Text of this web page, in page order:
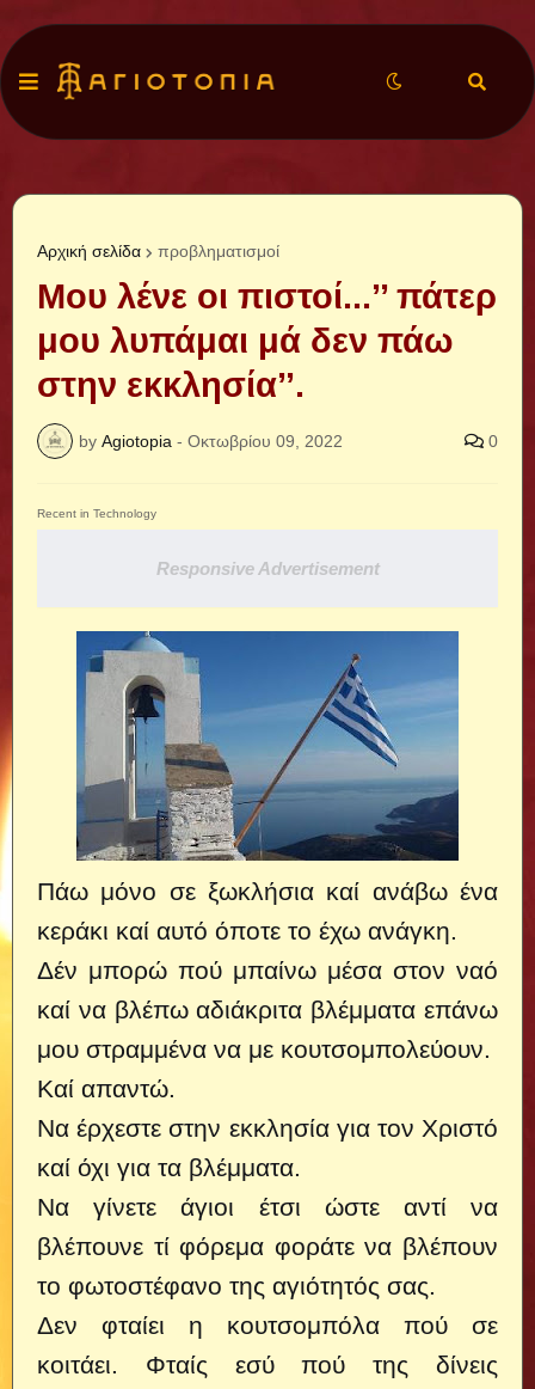
Αρχική σελίδα προβληματισμοί
Μου λένε οι πιστοί...’’ πάτερ
μου λυπάμαι μά δεν πάω
στην εκκλησία’’.
by Agiotopia - Οκτωβρίου 09, 2022 0
Recent in Technology
Responsive Advertisement
Πάω μόνο σε ξωκλήσια καί ανάβω ένα
κεράκι καί αυτό όποτε το έχω ανάγκη.
Δέν μπορώ πού μπαίνω μέσα στον ναό
καί να βλέπω αδιάκριτα βλέμματα επάνω
μου στραμμένα να με κουτσομπολεύουν.
Καί απαντώ.
Να έρχεστε στην εκκλησία για τον Χριστό
καί όχι για τα βλέμματα.
Να γίνετε άγιοι έτσι ώστε αντί να
βλέπουνε τί φόρεμα φοράτε να βλέπουν
το φωτοστέφανο της αγιότητός σας.
Δεν φταίει η κουτσομπόλα πού σε
κοιτάει. Φταίς εσύ πού της δίνεις